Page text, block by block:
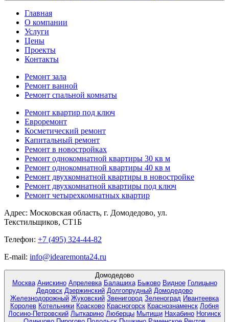
Главная
О компании
Услуги
Цены
Проекты
Контакты
Ремонт зала
Ремонт ванной
Ремонт спальной комнаты
Ремонт квартир под ключ
Евроремонт
Косметический ремонт
Капитальный ремонт
Ремонт в новостройках
Ремонт однокомнатной квартиры 30 кв м
Ремонт однокомнатной квартиры 40 кв м
Ремонт двухкомнатной квартиры в новостройке
Ремонт двухкомнатной квартиры под ключ
Ремонт четырехкомнатных квартир
Адрес: Московская область, г. Домодедово, ул.
Текстильщиков, СТ1Б
Телефон: +7 (495) 324-44-82
E-mail: info@idearemonta24.ru
Домодедово
Москва Анискино Апрелевка Балашиха Быково Видное Голицыно
Дедовск Дзержинский Долгопрудный Домодедово
Железнодорожный Жуковский Звенигород Зеленоград Ивантеевка
Королев Котельники Красково Красногорск Краснознаменск Лобня
Лосино-Петровский Лыткарино Люберцы Мытищи Нахабино Ногинск